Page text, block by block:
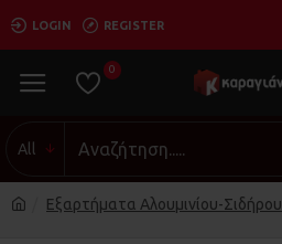
LOGIN REGISTER
0
All
Εξαρτήματα Αλουμινίου-Σιδήρου